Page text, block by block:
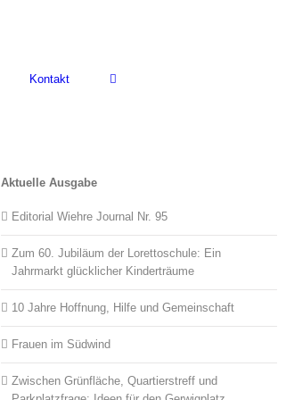
Kontakt
Aktuelle Ausgabe
Editorial Wiehre Journal Nr. 95
Zum 60. Jubiläum der Lorettoschule: Ein
Jahrmarkt glücklicher Kinderträume
10 Jahre Hoffnung, Hilfe und Gemeinschaft
Frauen im Südwind
Zwischen Grünfläche, Quartierstreff und